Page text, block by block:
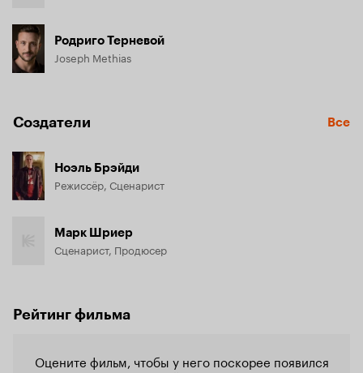
Родриго Терневой
Joseph Methias
Создатели Все
Ноэль Брэйди
Режиссёр, Сценарист
Марк Шриер
Сценарист, Продюсер
Рейтинг фильма
Оцените фильм, чтобы у него поскорее появился